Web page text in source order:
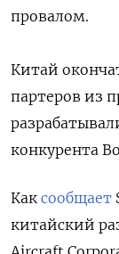
провалом.
Китай
партеров из
конкурента
Как сообщает
китайский